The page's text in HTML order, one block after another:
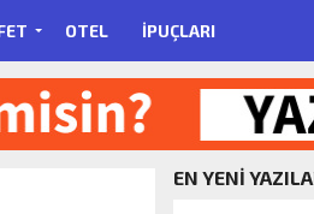
OTEL İPUÇLARI
EN YENİ